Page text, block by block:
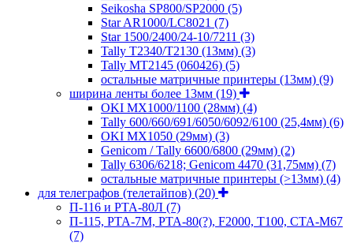
Seikosha SP800/SP2000 (5)
Star AR1000/LC8021 (7)
Star 1500/2400/24-10/7211 (3)
Tally T2340/T2130 (13мм) (3)
Tally MT2145 (060426) (5)
остальные матричные принтеры (13мм) (9)
ширина ленты более 13мм (19)
OKI MX1000/1100 (28мм) (4)
Tally 600/660/691/6050/6092/6100 (25,4мм) (6)
OKI MX1050 (29мм) (3)
Genicom / Tally 6600/6800 (29мм) (2)
Tally 6306/6218; Genicom 4470 (31,75мм) (7)
остальные матричные принтеры (>13мм) (4)
для телеграфов (телетайпов) (20)
П-116 и РТА-80Л (7)
П-115, РТА-7М, РТА-80(?), F2000, T100, СТА-М67
(7)